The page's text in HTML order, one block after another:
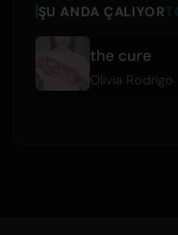
ŞU ANDA ÇALIYOR
the cure
Olivia Rodrigo